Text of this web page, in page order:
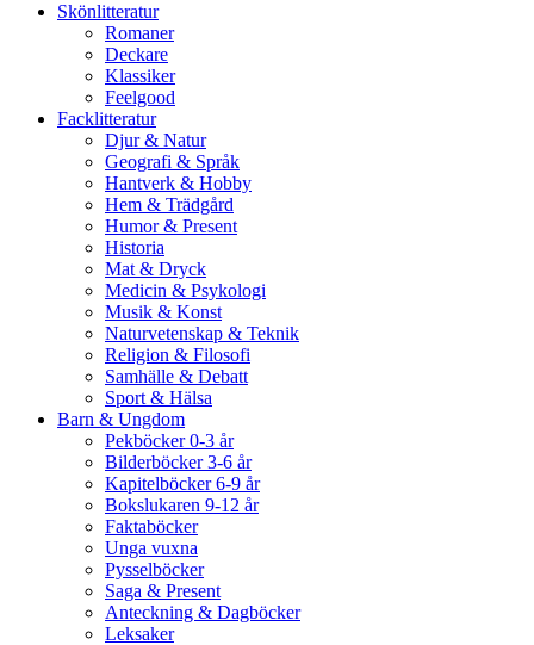
Skönlitteratur
Romaner
Deckare
Klassiker
Feelgood
Facklitteratur
Djur & Natur
Geografi & Språk
Hantverk & Hobby
Hem & Trädgård
Humor & Present
Historia
Mat & Dryck
Medicin & Psykologi
Musik & Konst
Naturvetenskap & Teknik
Religion & Filosofi
Samhälle & Debatt
Sport & Hälsa
Barn & Ungdom
Pekböcker 0-3 år
Bilderböcker 3-6 år
Kapitelböcker 6-9 år
Bokslukaren 9-12 år
Faktaböcker
Unga vuxna
Pysselböcker
Saga & Present
Anteckning & Dagböcker
Leksaker